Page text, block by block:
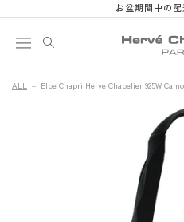
跳至內容
お盆期間中の
ALL Elbe Chapri Herve Chapelier 925W